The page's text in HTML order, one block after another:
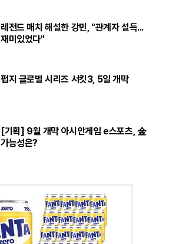
레전드 매치 해설한 강민, "관계자 설득...
재미있었다"
펍지 글로벌 시리즈 서킷3, 5일 개막
[기획] 9월 개막 아시안게임 e스포츠, 金
가능성은?